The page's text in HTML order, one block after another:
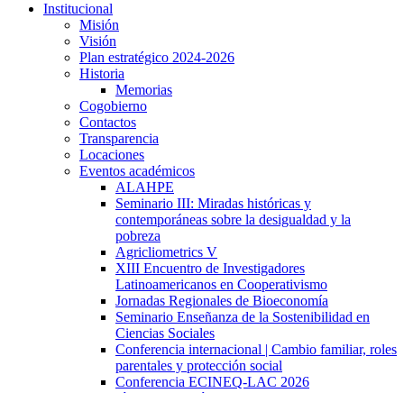
Institucional
Misión
Visión
Plan estratégico 2024-2026
Historia
Memorias
Cogobierno
Contactos
Transparencia
Locaciones
Eventos académicos
ALAHPE
Seminario III: Miradas históricas y
contemporáneas sobre la desigualdad y la
pobreza
Agricliometrics V
XIII Encuentro de Investigadores
Latinoamericanos en Cooperativismo
Jornadas Regionales de Bioeconomía
Seminario Enseñanza de la Sostenibilidad en
Ciencias Sociales
Conferencia internacional | Cambio familiar, roles
parentales y protección social
Conferencia ECINEQ-LAC 2026